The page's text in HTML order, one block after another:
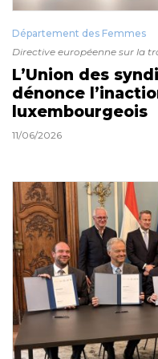
Département des Femmes
Directive européenne sur la
L’Union des
dénonce
luxembourgeois
11/06/2026